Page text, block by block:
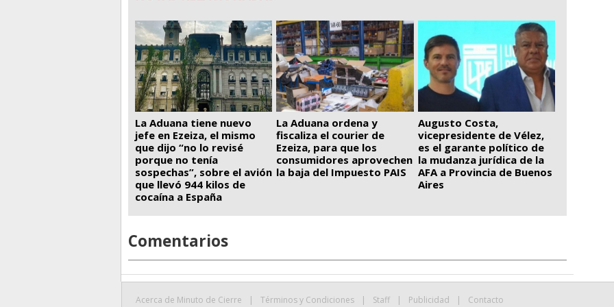
La Aduana tiene nuevo
jefe en Ezeiza, el mismo
que dijo “no lo revisé
porque no tenía
sospechas”, sobre el avión
que llevó 944 kilos de
cocaína a España
La Aduana ordena y
fiscaliza el courier de
Ezeiza, para que los
consumidores aprovechen
la baja del Impuesto PAIS
Augusto Costa,
vicepresidente de Vélez,
es el garante político de
la mudanza jurídica de la
AFA a Provincia de Buenos
Aires
Comentarios
Acerca de Minuto de Cierre | Términos y Condiciones | Staff | Publicidad | Contacto